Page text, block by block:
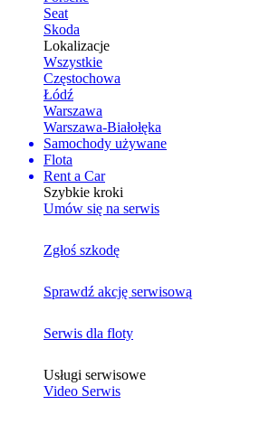
Seat
Skoda
Lokalizacje
Wszystkie
Częstochowa
Łódź
Warszawa
Warszawa-Białołęka
Samochody używane
Flota
Rent a Car
Szybkie kroki
Umów się na serwis
Zgłoś szkodę
Sprawdź akcję serwisową
Serwis dla floty
Usługi serwisowe
Video Serwis